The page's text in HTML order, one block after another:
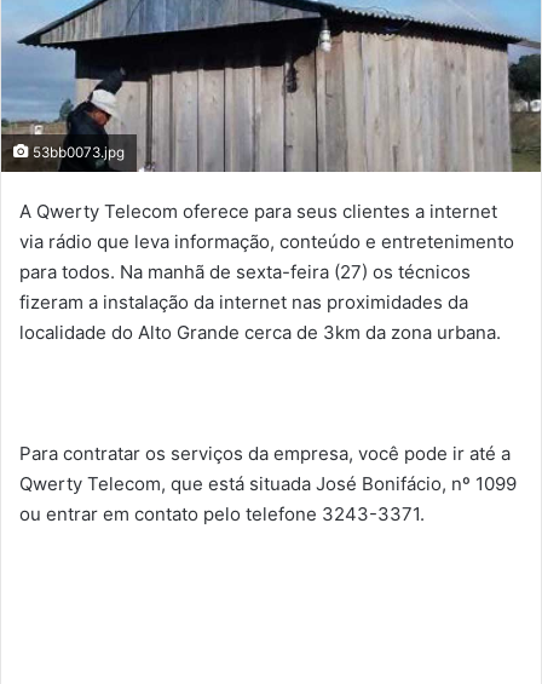
53bb0073.jpg
A Qwerty Telecom oferece para seus clientes a internet
via rádio que leva informação, conteúdo e entretenimento
para todos. Na manhã de sexta-feira (27) os técnicos
fizeram a instalação da internet nas proximidades da
localidade do Alto Grande cerca de 3km da zona urbana.
Para contratar os serviços da empresa, você pode ir até a
Qwerty Telecom, que está situada José Bonifácio, nº 1099
ou entrar em contato pelo telefone 3243-3371.